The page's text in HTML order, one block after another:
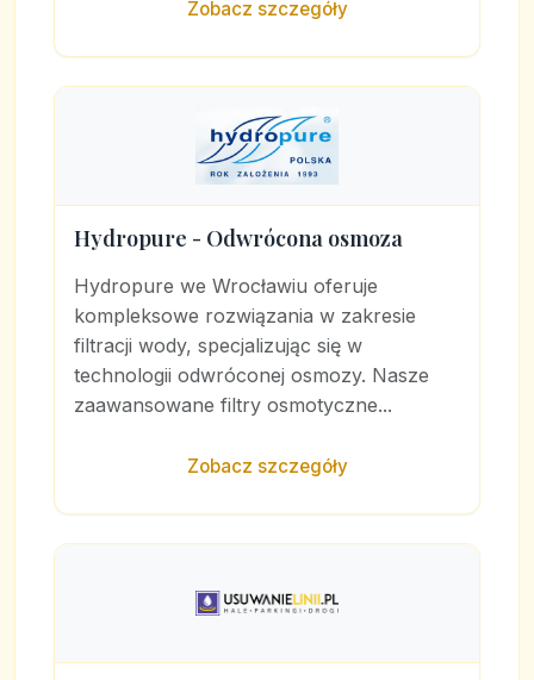
Zobacz szczegóły
Hydropure - Odwrócona osmoza
Hydropure we Wrocławiu oferuje
kompleksowe rozwiązania w zakresie
filtracji wody, specjalizując się w
technologii odwróconej osmozy. Nasze
zaawansowane filtry osmotyczne...
Zobacz szczegóły